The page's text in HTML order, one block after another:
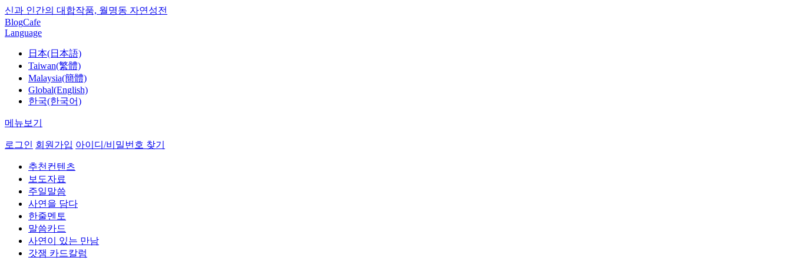
신과 인간의 대합작품, 월명동 자연성전
BlogCafe
Language
日本(日本語)
Taiwan(繁體)
Malaysia(簡體)
Global(English)
한국(한국어)
메뉴보기
로그인 회원가입 아이디/비밀번호 찾기
추천컨텐츠
보도자료
주일말씀
사연을 담다
한줄멘토
말씀카드
사연이 있는 만남
갓잼 카드칼럼